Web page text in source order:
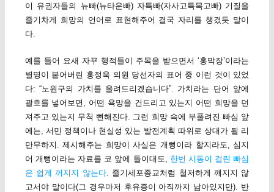
이 유권자들의 뉴빠(뉴타운빠) 자특빠(자사고특목고빠) 기질을
줄기차게 희망의 언어로 표현해주어 결국 자리를 챙겼듯 말이
다.
예를 들어 요새 자꾸 행적들이 주목을 받으면서 ‘홍막장’이라는
별명이 붙어버린 홍정욱 의원 당선자의 표어 중 이런 것이 있었
다: “노원구의 가치를 올려드리겠습니다”. 가치라는 단어 앞에
괄호를 넣어보면, 어떤 욕망을 건드리고 있는지 어떤 희망을 던
져주고 있는지 무척 뻔해진다. 그런 희망 속에 부풀려진 빠심 앞
에는, 서민 정책이나 현실성 있는 발전계획 따위로 상대가 될 리
만무하지. 제시해주는 희망이 사실은 개뻥이라 할지라도, 심지
어 개뻥이라는 자료를 코 앞에 들이대도, 한번 시동이 걸린 빠심
은 쉽게 꺼지지 않는다. 줄기세포종교처럼 철저하게 깨지지 않
고서야 말이다(그 경우마저 후유증이 아직까지 남아있지만). 반